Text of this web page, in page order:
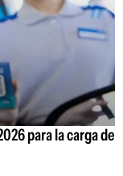
para la carga de